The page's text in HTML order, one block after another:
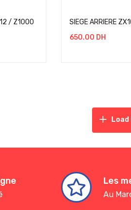
/ Z1000
SIEGE ARRIERE
650.00 DH
Load
Les
Au